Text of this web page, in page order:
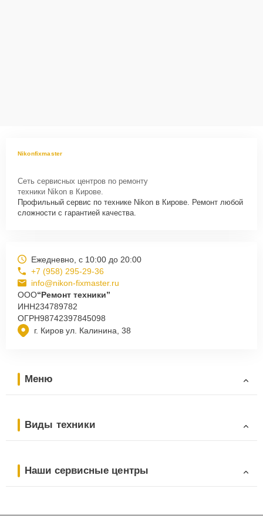
Nikonfixmaster
Сеть сервисных центров по ремонту
техники Nikon в Кирове.
Профильный сервис по технике Nikon в Кирове. Ремонт любой
сложности с гарантией качества.
г. Киров ул. Калинина, 38
Ежедневно, с 10:00 до 20:00
+7 (958) 295-29-36
info@nikon-fixmaster.ru
ООО“Ремонт техники”
ИНН234789782
ОГРН98742397845098
Меню
Виды техники
Наши сервисные центры